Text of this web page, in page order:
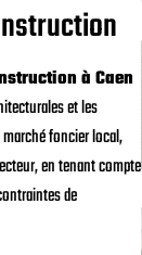
à Caen
et les
foncier local,
en tenant compte
de